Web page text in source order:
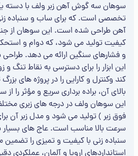
سوهان سه‌ گوش آهن زبر ولف با دسته
تخصصی است. که برای ساب و سنباده
آهن طراحی شده است. این سوهان از
کیفیت تولید می شود، که دوام و
و فشارهای سنگین ارائه می دهد.
این ابزار را برای دسترسی به نقاط تنگ
کند وکنترل و کارایی را در پروژه های
بالای آن، براده‌ برداری سریع و مؤثر را
این سوهان ولف در درجه های زبری
فوق زبر ) تولید می شود و مدل زبر آن
سرعت بالا مناسب است. عاج های بسیار
سنباده ‌زنی با کیفیت و تمیزی را تضمین